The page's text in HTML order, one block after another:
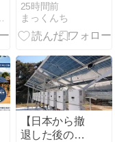
25時間前
まっくんち
【日本から撤
退した後の対